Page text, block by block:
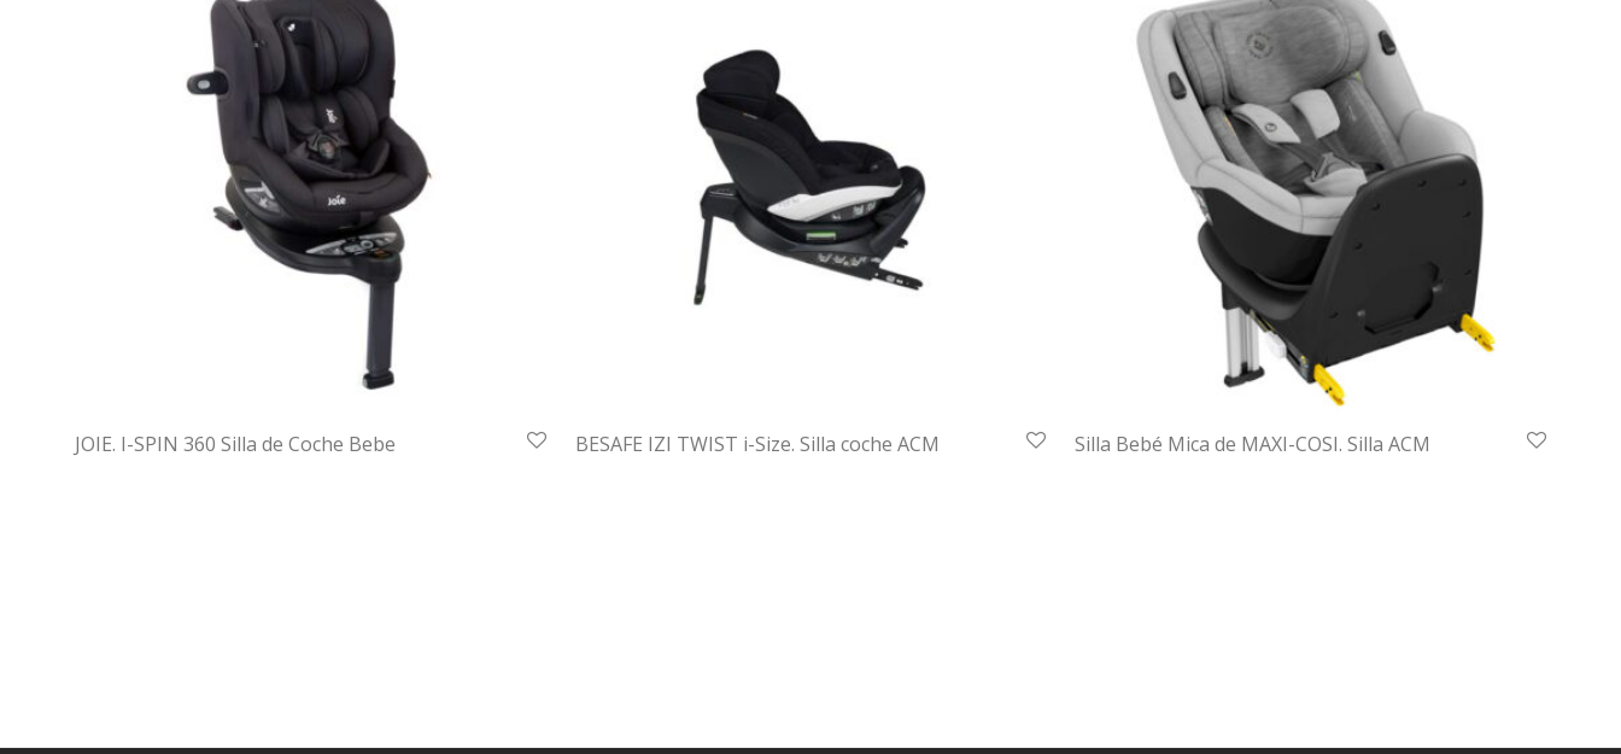
JOIE. I-SPIN 360 Silla de Coche Bebe BESAFE IZI TWIST i-Size. Silla coche ACM Silla Bebé Mica de MAXI-COSI. Silla ACM